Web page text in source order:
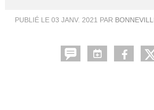
PUBLIÉ LE 03 JANV. 2021 PAR